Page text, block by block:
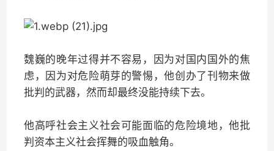
魏巍的晚年过得并不容易，因为对国内国外的焦
虑，因为对危险萌芽的警惕，他创办了刊物来做
批判的武器，然而却最终没能持续下去。
他高呼社会主义社会可能面临的危险境地，他批
判资本主义社会挥舞的吸血触角。